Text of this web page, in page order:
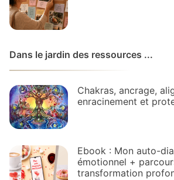
Dans le jardin des ressources ...
Chakras, ancrage,
enracinement et
Ebook : Mon auto-
émotionnel +
transformation